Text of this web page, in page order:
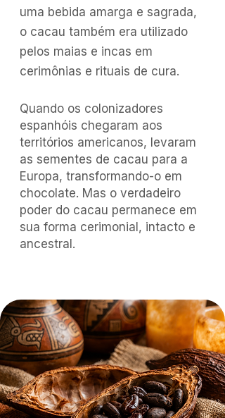
uma bebida amarga e sagrada,
o cacau também era utilizado
pelos maias e incas em
cerimônias e rituais de cura.
Quando os colonizadores
espanhóis chegaram aos
territórios americanos, levaram
as sementes de cacau para a
Europa, transformando-o em
chocolate. Mas o verdadeiro
poder do cacau permanece em
sua forma cerimonial, intacto e
ancestral.